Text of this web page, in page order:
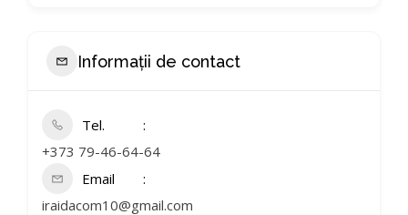
Informații de contact
Tel.
+373 79-46-64-64
Email
iraidacom10@gmail.com